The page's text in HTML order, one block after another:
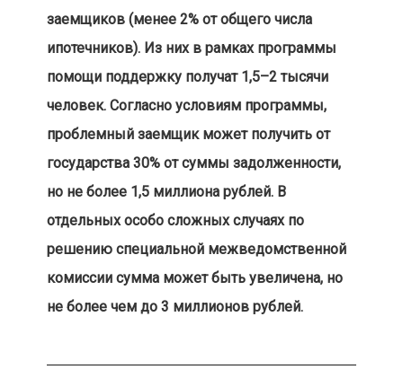
заемщиков (менее 2% от общего числа
ипотечников). Из них в рамках программы
помощи поддержку получат 1,5–2 тысячи
человек. Согласно условиям программы,
проблемный заемщик может получить от
государства 30% от суммы задолженности,
но не более 1,5 миллиона рублей. В
отдельных особо сложных случаях по
решению специальной межведомственной
комиссии сумма может быть увеличена, но
не более чем до 3 миллионов рублей.